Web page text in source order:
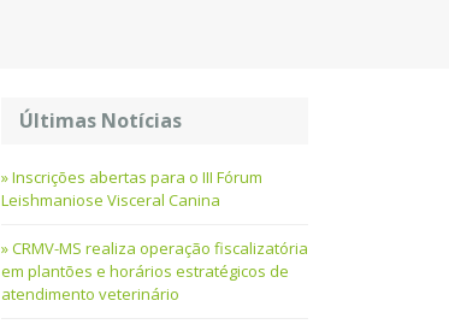
Últimas Notícias
Inscrições abertas para o III Fórum
Leishmaniose Visceral Canina
CRMV-MS realiza operação fiscalizatória
em plantões e horários estratégicos de
atendimento veterinário